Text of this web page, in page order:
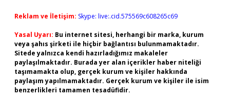
Reklam ve İletişim: Skype: live:.cid.575569c608265c69
Yasal Uyarı: Bu internet sitesi, herhangi bir marka, kurum
veya şahıs şirketi ile hiçbir bağlantısı bulunmamaktadır.
Sitede yalnızca kendi hazırladığımız makaleler
paylaşılmaktadır. Burada yer alan içerikler haber niteliği
taşımamakta olup, gerçek kurum ve kişiler hakkında
paylaşım yapılmamaktadır. Gerçek kurum ve kişiler ile isim
benzerlikleri tamamen tesadüfidir.